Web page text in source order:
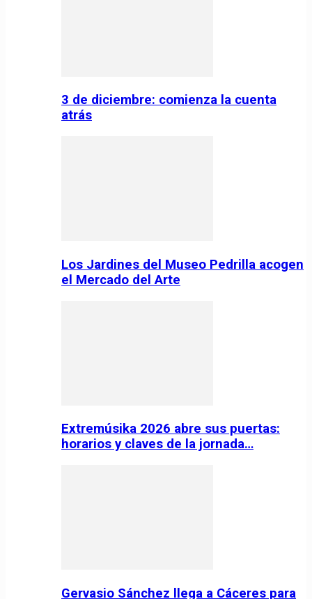
3 de diciembre: comienza la cuenta
atrás
Los Jardines del Museo Pedrilla acogen
el Mercado del Arte
Extremúsika 2026 abre sus puertas:
horarios y claves de la jornada…
Gervasio Sánchez llega a Cáceres para